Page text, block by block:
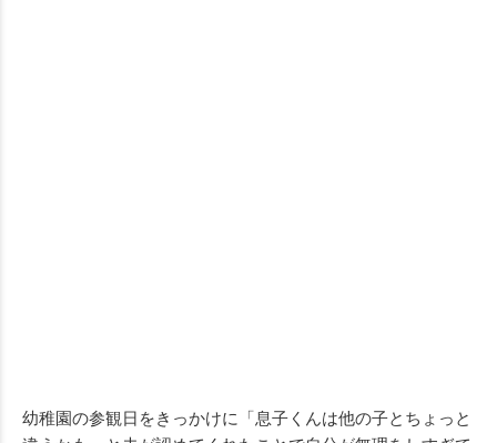
幼稚園の参観日をきっかけに「息子くんは他の子とちょっと